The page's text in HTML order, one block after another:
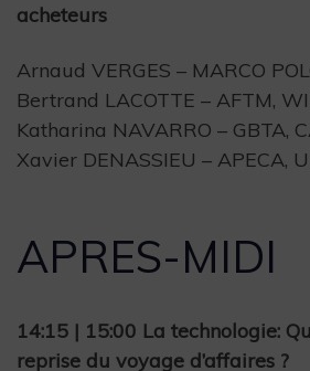
acheteurs
Arnaud VERGES – MARCO
Bertrand LACOTTE – AFTM,
Katharina NAVARRO – GBTA,
Xavier DENASSIEU – APECA,
APRES-MIDI
14:15 | 15:00 La technologie:
reprise du voyage d’affaires ?